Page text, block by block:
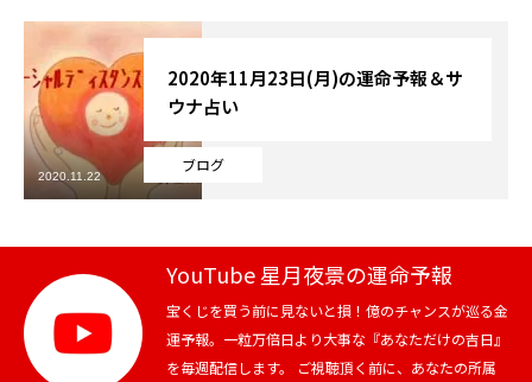
記事カテゴリー
ブログ
お知らせ
芸能界
テニス
スポーツ
競馬
ブログ
2020年11月23日(月)の運命予報＆サ
ウナ占い
2020.11.22
YouTube 星月夜景の運命予報
宝くじを買う前に見ないと損！億のチャンスが巡る金
運予報。一粒万倍日より大事な『あなただけの吉日』
を毎週配信します。 ご視聴頂く前に、あなたの所属